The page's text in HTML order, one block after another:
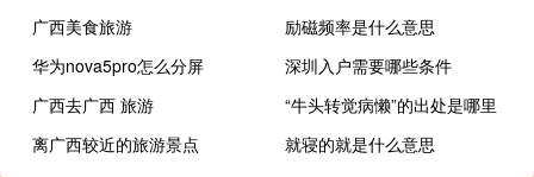
广西美食旅游
励磁频率是什么意思
华为nova5pro怎么分屏
深圳入户需要哪些条件
广西去广西 旅游
“牛头转觉病懒”的出处是哪里
离广西较近的旅游景点
就寝的就是什么意思